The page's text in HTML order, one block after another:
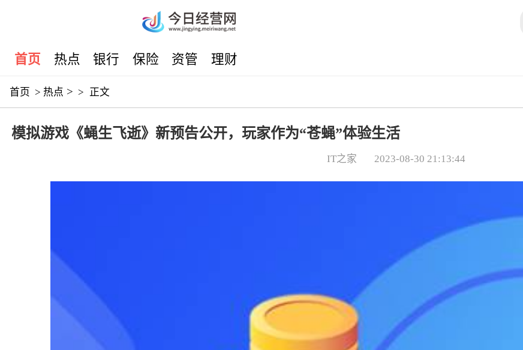
首页 热点 银行 保险 资管 理财
首页 > 热点 > > 正文
模拟游戏《蝇生飞逝》新预告公开，玩家作为“苍蝇”体验生活
IT之家 2023-08-30 21:13:44